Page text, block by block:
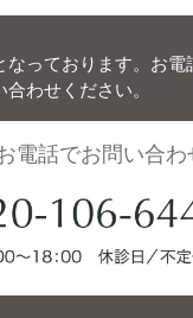
なっております。お電
わせください。
電話でお問い合わ